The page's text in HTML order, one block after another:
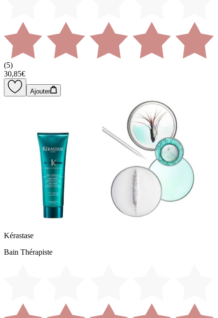
(5)
30,85€
Ajouter
Kérastase
Bain Thérapiste